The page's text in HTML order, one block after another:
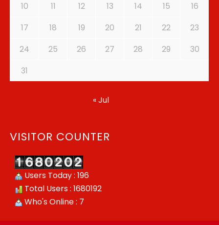
10
11 12 13 14 15
16
17
18 19 20 21 22
23
24
25 26 27 28 29
30
31
« Jul
VISITOR COUNTER
Users Today : 196
Total Users : 1680192
Who's Online : 7